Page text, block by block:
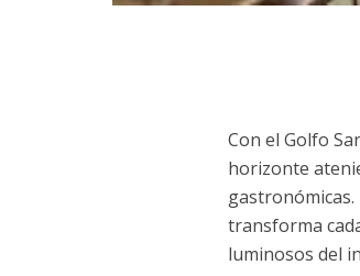
Con el Golfo
horizonte
transforma
luminosos del